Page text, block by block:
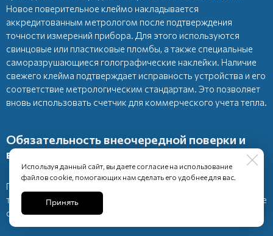
Новое поверительное клеймо накладывается
аккредитованным метрологом после подтверждения
точности измерений прибора. Для этого используются
свинцовые или пластиковые пломбы, а также специальные
саморазрушающиеся голографические наклейки. Наличие
свежего клейма подтверждает исправность устройства и его
соответствие метрологическим стандартам. Это позволяет
вновь использовать счетчик для коммерческого учета тепла.
Обязательность внеочередной поверки и
внесения данных во ФГИС Аршин
После проведения ремонта и восстановления пломб
теплосчетчик подлежит обязательной внеочередной поверке
с регистрацией во ФГИС Аршин.
Используя данный сайт, вы даете согласие на использование
файлов cookie, помогающих нам сделать его удобнее для вас.
Принять